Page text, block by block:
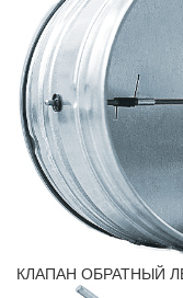
КЛАПАН ОБРАТНЫЙ